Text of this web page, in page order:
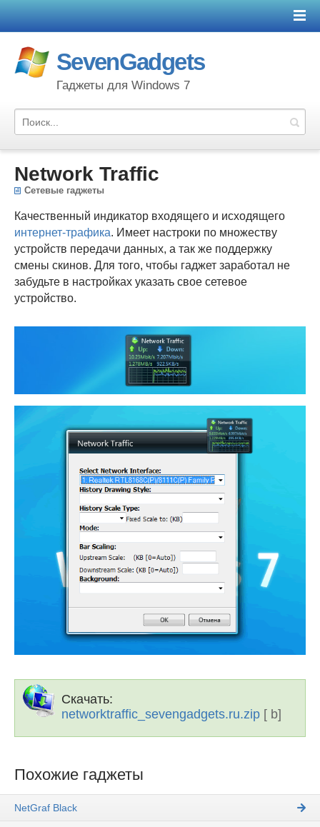
SevenGadgets
Гаджеты для Windows 7
Network Traffic
Сетевые гаджеты
Качественный индикатор входящего и исходящего
интернет-трафика. Имеет настроки по множеству
устройств передачи данных, а так же поддержку
смены скинов. Для того, чтобы гаджет заработал не
забудьте в настройках указать свое сетевое
устройство.
Скачать:
networktraffic_sevengadgets.ru.zip [ b]
Похожие гаджеты
NetGraf Black